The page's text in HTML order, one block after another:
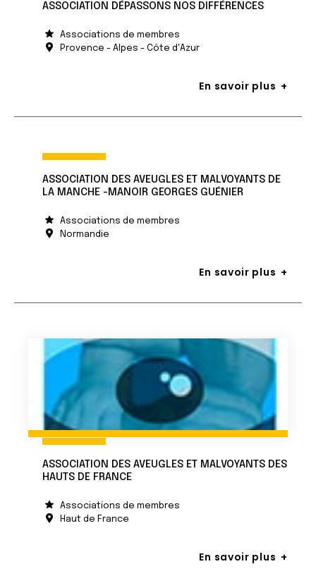
ASSOCIATION DÉPASSONS NOS DIFFÉRENCES
Associations de membres
Provence - Alpes - Côte d'Azur
En savoir plus
ASSOCIATION DES AVEUGLES ET MALVOYANTS DE
LA MANCHE -MANOIR GEORGES GUÉNIER
Associations de membres
Normandie
En savoir plus
ASSOCIATION DES AVEUGLES ET MALVOYANTS DES
HAUTS DE FRANCE
Associations de membres
Haut de France
En savoir plus